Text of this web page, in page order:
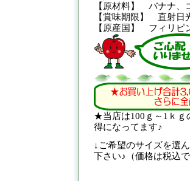
【原材料】 バナナ、
【賞味期限】 直射日
【原産国】 フィリピ
★当店は100ｇ～1ｋｇ
得になってます♪
↓ご希望のサイズを選ん
下さい♪（価格は税込で